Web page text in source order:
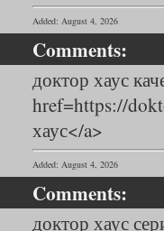
Added: August 4, 2026
Comments:
доктор хаус
href=https://
хаус</a>
Added: August 4, 2026
Comments:
доктор хаус